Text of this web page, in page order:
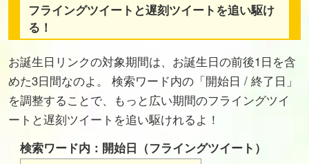
フライングツイートと遅刻ツイートを追い駆け
る！
お誕生日リンクの対象期間は、お誕生日の前後1日を含
めた3日間なのよ。 検索ワード内の「開始日 / 終了日」
を調整することで、もっと広い期間のフライングツイ
ートと遅刻ツイートを追い駆けれるよ！
検索ワード内：開始日（フライングツイート）